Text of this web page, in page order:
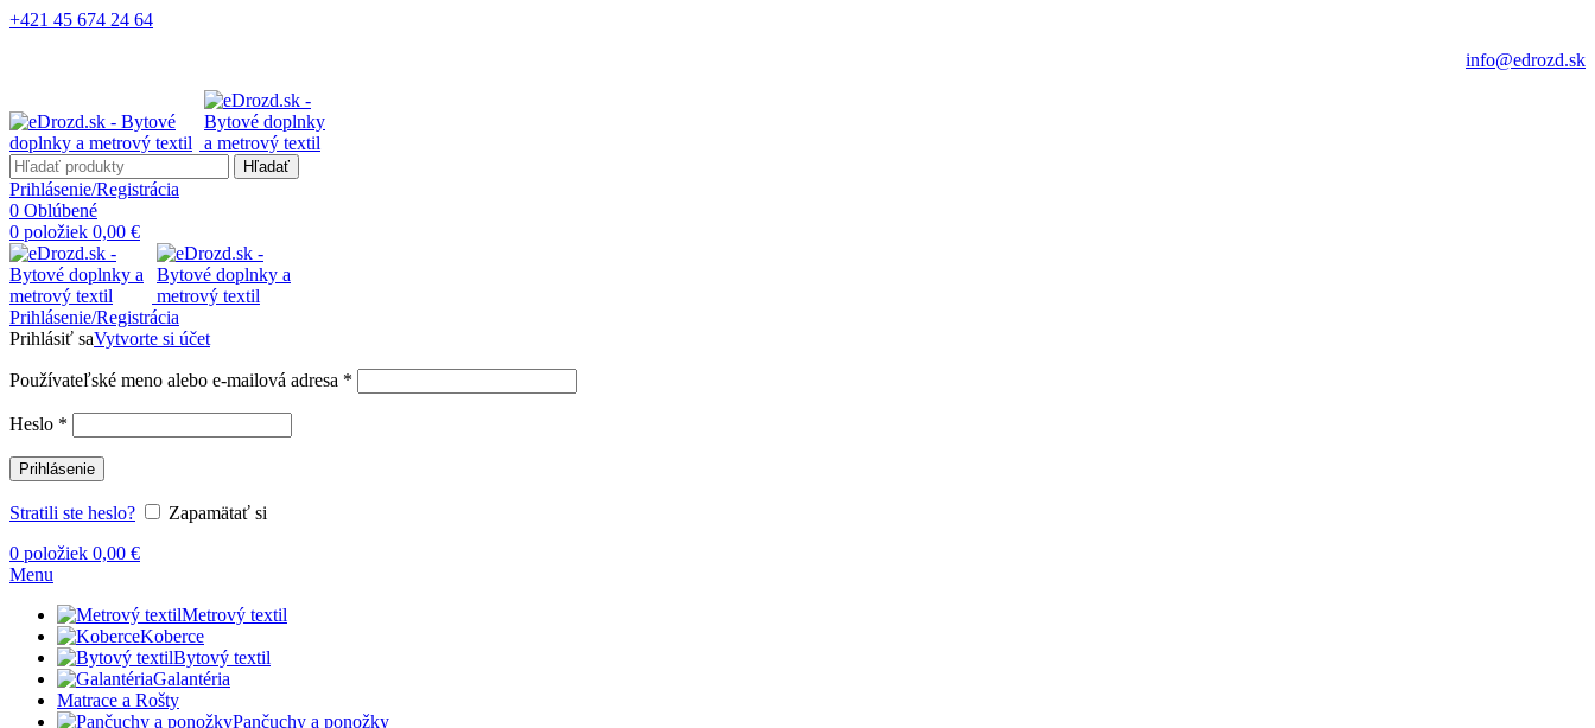
+421 45 674 24 64
info@edrozd.sk
Hľadať
Prihlásenie/Registrácia
0 Oblúbené
0 položiek 0,00 €
Prihlásenie/Registrácia
Prihlásiť saVytvorte si účet
Používateľské meno alebo e-mailová adresa *
Heslo *
Prihlásenie
Stratili ste heslo?
Zapamätať si
0 položiek 0,00 €
Menu
Metrový textil
Koberce
Bytový textil
Galantéria
Matrace a Rošty
Pančuchy a ponožky